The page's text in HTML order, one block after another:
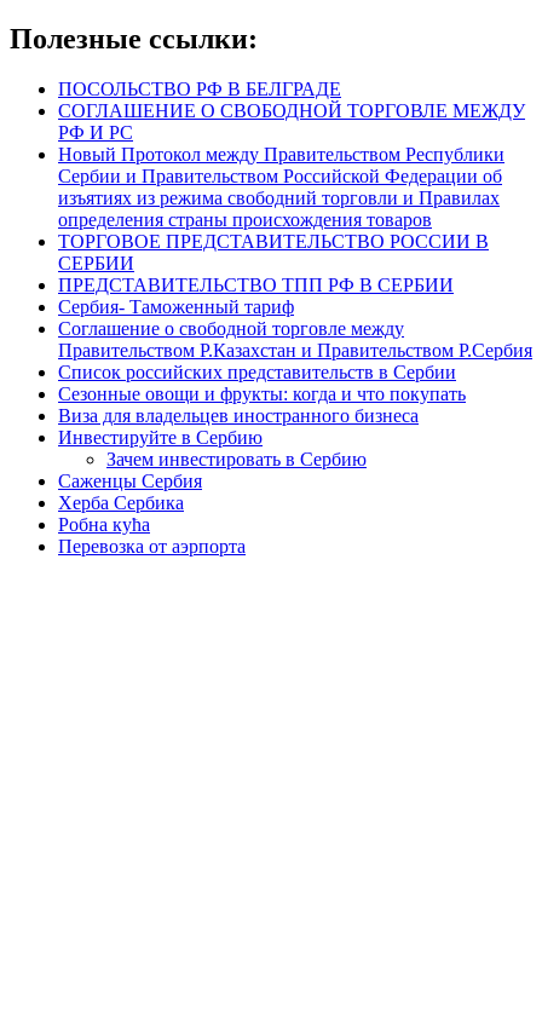
Полезные ссылки:
ПОСОЛЬСТВО РФ В БЕЛГРАДЕ
СОГЛАШЕНИЕ О СВОБОДНОЙ ТОРГОВЛЕ МЕЖДУ
РФ И РС
Новый Протокол между Правительством Республики
Сербии и Правительством Российской Федерации об
изъятиях из режима свободний торговли и Правилах
определения страны происхождения товаров
ТОРГОВОЕ ПРЕДСТАВИТЕЛЬСТВО РОССИИ В
СЕРБИИ
ПРЕДСТАВИТЕЛЬСТВО ТПП РФ В СЕРБИИ
Сербия- Таможенный тариф
Соглашение о свободной торговле между
Правительством Р.Казахстан и Правительством Р.Сербия
Список российских представительств в Сербии
Сезонные овощи и фрукты: когда и что покупать
Виза для владельцев иностранного бизнеса
Инвестируйте в Сербию
Зачем инвестировать в Сербию
Саженцы Сербия
Херба Сербика
Робна кућа
Перевозка от аэрпорта